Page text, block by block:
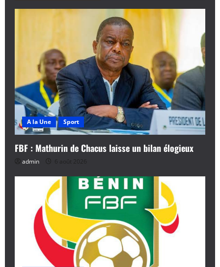
A la Une Sport
FBF : Mathurin de Chacus laisse un bilan élogieux
admin 6 août 2026